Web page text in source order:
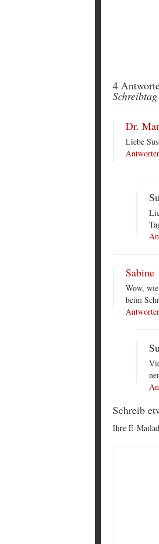
4
Schreibtag
Dr.
Liebe
Sabine
Wow,
beim
Schreib
Ihre E-